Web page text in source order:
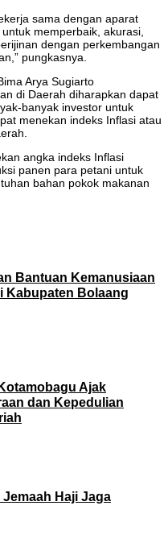
sama dengan aparat
memperbaik, akurasi,
dengan perkembangan
pungkasnya.
Arya Sugiarto
di Daerah diharapkan dapat
banyak investor untuk
menekan indeks Inflasi atau
angka indeks Inflasi
panen para petani untuk
bahan pokok makanan
Bantuan Kemanusiaan
Kabupaten Bolaang
Ajak
dan Kepedulian
Haji Jaga